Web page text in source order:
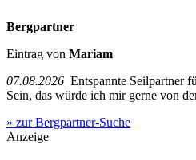
Bergpartner
Eintrag von Mariam
07.08.2026 Entspannte Seilpartner
Sein, das würde ich mir gerne von
» zur Bergpartner-Suche
Anzeige